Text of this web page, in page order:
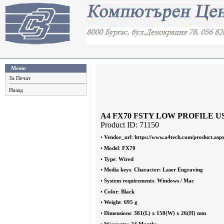
Меню
За Печат
Назад
A4 FX70 FSTY LOW PROFILE
Product ID: 71150
• Vendor_url: https://www.a4tech.com/
• Model : FX70
• Type: Wired
• Media keys: Character: Laser Engraving
• System requirements: Windows / Mac
• Color: Black
• Weight: 695 g
• Dimensions: 381(L) x 150(W) x 26(H) mm